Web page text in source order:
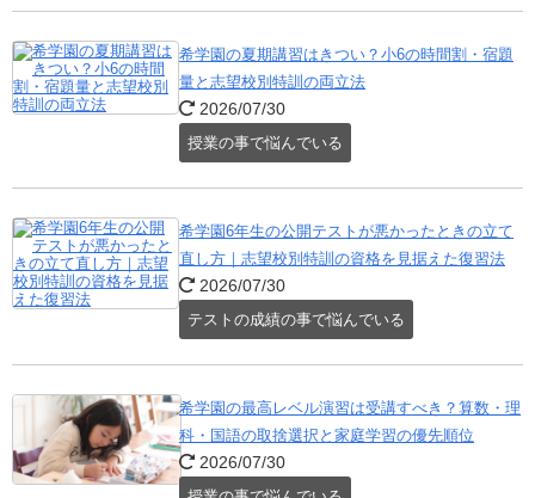
希学園の夏期講習はきつい？小6の時間割・宿題
量と志望校別特訓の両立法
2026/07/30
授業の事で悩んでいる
希学園6年生の公開テストが悪かったときの立て
直し方｜志望校別特訓の資格を見据えた復習法
2026/07/30
テストの成績の事で悩んでいる
希学園の最高レベル演習は受講すべき？算数・理
科・国語の取捨選択と家庭学習の優先順位
2026/07/30